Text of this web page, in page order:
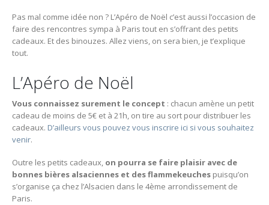
Pas mal comme idée non ? L’Apéro de Noël c’est aussi l’occasion de
faire des rencontres sympa à Paris tout en s’offrant des petits
cadeaux. Et des binouzes. Allez viens, on sera bien, je t’explique
tout.
L’Apéro de Noël
Vous connaissez surement le concept : chacun amène un petit
cadeau de moins de 5€ et à 21h, on tire au sort pour distribuer les
cadeaux. D’ailleurs vous pouvez vous inscrire ici si vous souhaitez
venir.
Outre les petits cadeaux, on pourra se faire plaisir avec de
bonnes bières alsaciennes et des flammekeuches puisqu’on
s’organise ça chez l’Alsacien dans le 4ème arrondissement de
Paris.